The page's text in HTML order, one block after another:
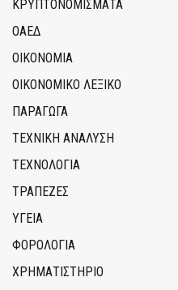
ΚΡΥΠΤΟΝΟΜΊΣΜΑΤΑ
ΟΑΕΔ
ΟΙΚΟΝΟΜΙΑ
ΟΙΚΟΝΟΜΙΚΟ ΛΕΞΙΚΟ
ΠΑΡΑΓΩΓΑ
ΤΕΧΝΙΚΗ ΑΝΑΛΥΣΗ
ΤΕΧΝΟΛΟΓΙΑ
ΤΡΆΠΕΖΕΣ
ΥΓΕΙΑ
ΦΟΡΟΛΟΓΙΑ
ΧΡΗΜΑΤΙΣΤΗΡΙΟ